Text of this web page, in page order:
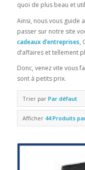
quoi de plus beau et
Ainsi, nous vous guide
passer sur notre site
cadeaux d’entreprises,
d’affaires et tellement
Donc, venez vite vous
sont à petits prix.
Trier par Par défaut
Afficher 44 Produits